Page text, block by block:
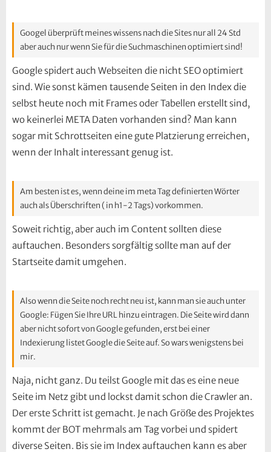
Googel überprüft meines wissens nach die Sites nur all 24 Std
aber auch nur wenn Sie für die Suchmaschinen optimiert sind!
Google spidert auch Webseiten die nicht SEO optimiert
sind. Wie sonst kämen tausende Seiten in den Index die
selbst heute noch mit Frames oder Tabellen erstellt sind,
wo keinerlei META Daten vorhanden sind? Man kann
sogar mit Schrottseiten eine gute Platzierung erreichen,
wenn der Inhalt interessant genug ist.
Am besten ist es, wenn deine im meta Tag definierten Wörter
auch als Überschriften ( in h1-2 Tags) vorkommen.
Soweit richtig, aber auch im Content sollten diese
auftauchen. Besonders sorgfältig sollte man auf der
Startseite damit umgehen.
Also wenn die Seite noch recht neu ist, kann man sie auch unter
Google: Fügen Sie Ihre URL hinzu eintragen. Die Seite wird dann
aber nicht sofort von Google gefunden, erst bei einer
Indexierung listet Google die Seite auf. So wars wenigstens bei
mir.
Naja, nicht ganz. Du teilst Google mit das es eine neue
Seite im Netz gibt und lockst damit schon die Crawler an.
Der erste Schritt ist gemacht. Je nach Größe des Projektes
kommt der BOT mehrmals am Tag vorbei und spidert
diverse Seiten. Bis sie im Index auftauchen kann es aber